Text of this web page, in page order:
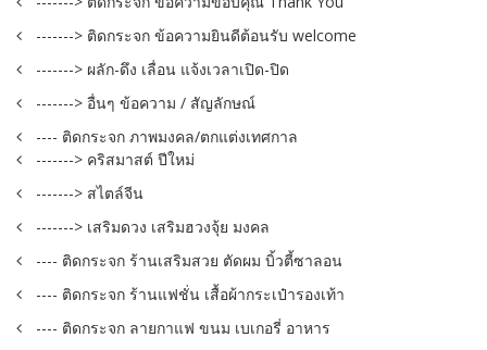
-------> ติดกระจก ข้อความยินดีต้อนรับ welcome
-------> ผลัก-ดึง เลื่อน แจ้งเวลาเปิด-ปิด
-------> อื่นๆ ข้อความ / สัญลักษณ์
---- ติดกระจก ภาพมงคล/ตกแต่งเทศกาล
-------> คริสมาสต์ ปีใหม่
-------> สไตล์จีน
-------> เสริมดวง เสริมฮวงจุ้ย มงคล
---- ติดกระจก ร้านเสริมสวย ตัดผม บิ้วตี้ซาลอน
---- ติดกระจก ร้านแฟชั่น เสื้อผ้ากระเป๋ารองเท้า
---- ติดกระจก ลายกาแฟ ขนม เบเกอรี่ อาหาร